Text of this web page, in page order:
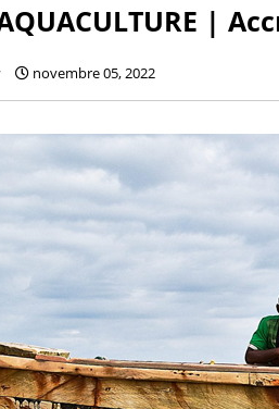
AQUACULTURE |
novembre 05, 2022